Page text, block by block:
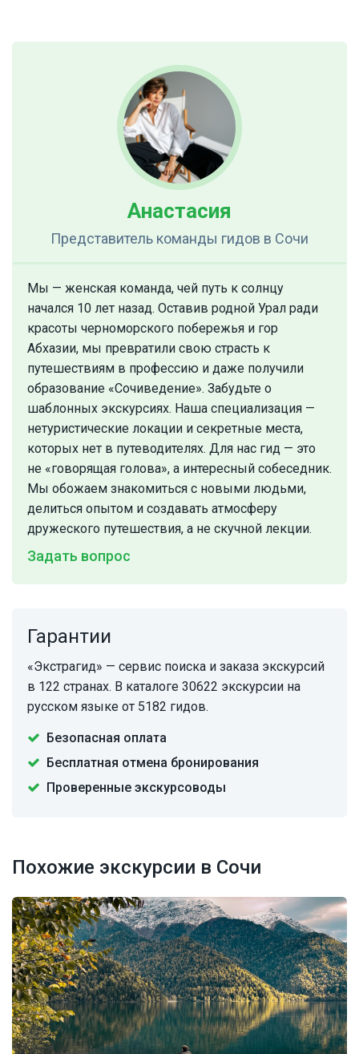
Анастасия
Представитель команды гидов в Сочи
Мы — женская команда, чей путь к солнцу
начался 10 лет назад. Оставив родной Урал ради
красоты черноморского побережья и гор
Абхазии, мы превратили свою страсть к
путешествиям в профессию и даже получили
образование «Сочиведение». Забудьте о
шаблонных экскурсиях. Наша специализация —
нетуристические локации и секретные места,
которых нет в путеводителях. Для нас гид — это
не «говорящая голова», а интересный собеседник.
Мы обожаем знакомиться с новыми людьми,
делиться опытом и создавать атмосферу
дружеского путешествия, а не скучной лекции.
Задать вопрос
Гарантии
«Экстрагид» — сервис поиска и заказа экскурсий
в 122 странах. В каталоге 30622 экскурсии на
русском языке от 5182 гидов.
Безопасная оплата
Бесплатная отмена бронирования
Проверенные экскурсоводы
Похожие экскурсии в Сочи